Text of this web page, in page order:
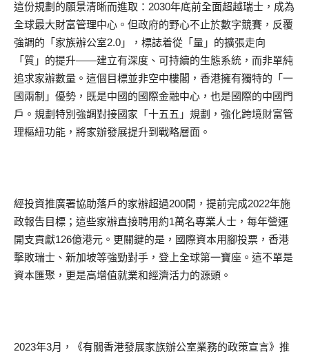
這份規劃的願景清晰而進取：2030年底前全面超越瑞士，成為
全球最大財富管理中心。但政府的野心不止於數字競賽，反覆
強調的「家族辦公室2.0」，標誌着從「量」的擴張走向
「質」的提升——建立有深度、可持續的生態系統，而非單純
追求家辦數量。這個目標並非空中樓閣，香港擁有獨特的「一
國兩制」優勢，既是中國的國際金融中心，也是國際的中國門
戶。規劃特別強調對接國家「十五五」規劃，強化跨境財富管
理樞紐功能，將家辦發展提升到戰略層面。
經投資推廣署協助落戶的家辦超過200間，提前完成2022年施
政報告目標；這些家辦直接聘用約1萬名專業人士，每年營運
開支貢獻126億港元。更關鍵的是，國際資本用腳投票，香港
擊敗瑞士、新加坡等強勁對手，登上全球第一寶座。這不單是
資本匯聚，更是高增值就業和經濟活力的源頭。
2023年3月，《有關香港發展家族辦公室業務的政策宣言》推